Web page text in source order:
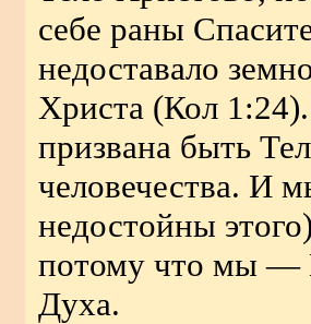
себе раны
недоставало
Христа (Кол 1:24).
призвана быть
человечества. И
недостойны
потому что мы —
Духа.